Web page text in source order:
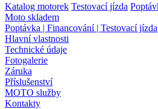
Katalog motorek Testovací jízda
Moto skladem
Poptávka | Financování | Testovací jízda
Hlavní vlastnosti
Technické údaje
Fotogalerie
Záruka
Příslušenství
MOTO služby
Kontakty